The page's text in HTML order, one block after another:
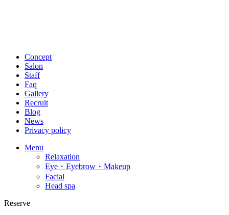
Concept
Salon
Staff
Faq
Gallery
Recruit
Blog
News
Privacy policy
Menu
Relaxation
Eye・Eyebrow・Makeup
Facial
Head spa
Reserve